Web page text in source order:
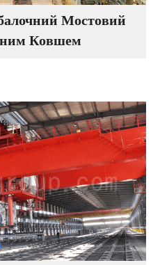
Мостовий
Ковшем